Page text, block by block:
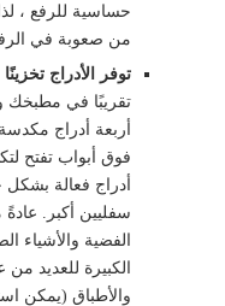
حساسية للرفع ،
من صعوبة في
توفر الأدراج
تقريبًا في مطبخك
أربعة أدراج
فوق أبواب تفتح
أدراج فعالة
سفليين أكبر. عادةً
الفضية والأشياء
الكبيرة للعديد
والأطباق (يمكن